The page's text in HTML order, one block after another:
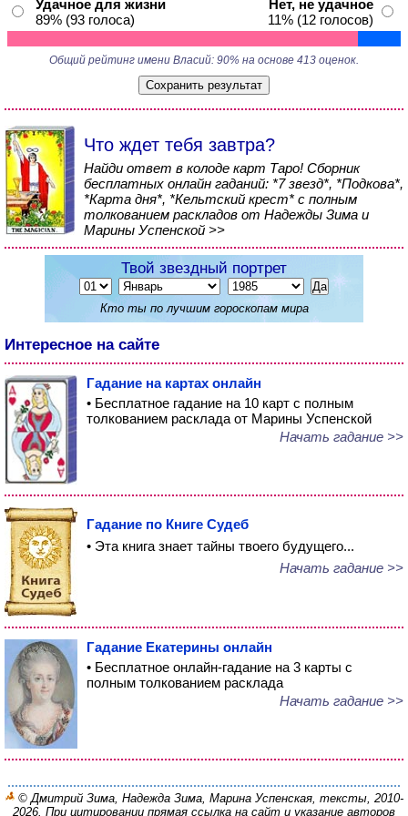
Удачное для жизни
89% (93 голоса)
Нет, не удачное
11% (12 голосов)
Общий рейтинг имени Власий: 90% на основе 413 оценок.
Что ждет тебя завтра?
Найди ответ в колоде карт Таро! Сборник
бесплатных онлайн гаданий: *7 звезд*, *Подкова*,
*Карта дня*, *Кельтский крест* с полным
толкованием раскладов от Надежды Зима и
Марины Успенской >>
Твой звездный портрет
Кто ты по лучшим гороскопам мира
Интересное на сайте
Гадание на картах онлайн
• Бесплатное гадание на 10 карт с полным
толкованием расклада от Марины Успенской
Начать гадание >>
Гадание по Книге Судеб
• Эта книга знает тайны твоего будущего...
Начать гадание >>
Гадание Екатерины онлайн
• Бесплатное онлайн-гадание на 3 карты с
полным толкованием расклада
Начать гадание >>
© Дмитрий Зима, Надежда Зима, Марина Успенская, тексты, 2010-
2026. При цитировании прямая ссылка на сайт и указание авторов